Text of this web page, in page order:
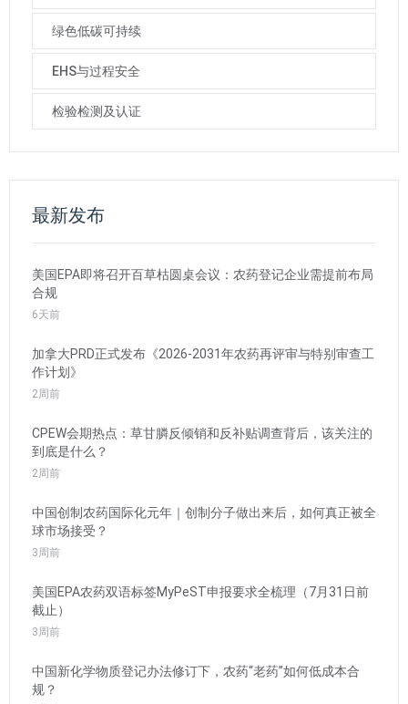
绿色低碳可持续
EHS与过程安全
检验检测及认证
最新发布
美国EPA即将召开百草枯圆桌会议：农药登记企业需提前布局
合规
6天前
加拿大PRD正式发布《2026-2031年农药再评审与特别审查工
作计划》
2周前
CPEW会期热点：草甘膦反倾销和反补贴调查背后，该关注的
到底是什么？
2周前
中国创制农药国际化元年｜创制分子做出来后，如何真正被全
球市场接受？
3周前
美国EPA农药双语标签MyPeST申报要求全梳理（7月31日前
截止）
3周前
中国新化学物质登记办法修订下，农药“老药”如何低成本合
规？